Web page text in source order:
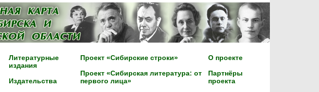
Литературные
издания
Издательства
Проект «Сибирские строки»
Проект «Сибирская литература: от
первого лица»
О проекте
Партнёры
проекта